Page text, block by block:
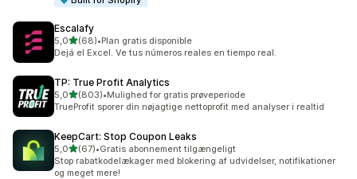
Escalafy
5,0ud af 5 stjerner
(68)
68 anmeldelser i alt
•Plan gratis disponible
Dejá el Excel. Ve tus números reales en tiempo real.
TP: True Profit Analytics
5,0ud af 5 stjerner
(803)
803 anmeldelser i alt
•Mulighed for gratis prøveperiode
TrueProfit sporer din nøjagtige nettoprofit med analyser i realtid
KeepCart: Stop Coupon Leaks
5,0ud af 5 stjerner
(67)
67 anmeldelser i alt
•Gratis abonnement tilgængeligt
Stop rabatkodelækager med blokering af udvidelser, notifikationer
og meget mere!